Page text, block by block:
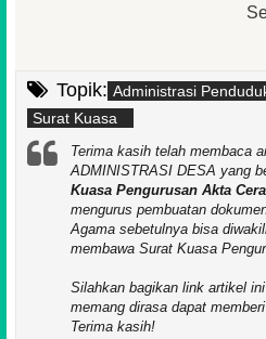
Topik: Administrasi
Surat Kuasa
Terima kasih telah membaca
ADMINISTRASI DESA yang
Kuasa Pengurusan Akta
mengurus pembuatan
Agama sebetulnya bisa
membawa Surat Kuasa
Silahkan bagikan link artikel
memang dirasa dapat
Terima kasih!